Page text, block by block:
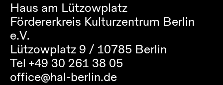
Haus am Lützowplatz
Fördererkreis Kulturzentrum Berlin
e.V.
Lützowplatz 9 / 10785 Berlin
Tel +49 30 261 38 05
office@hal-berlin.de